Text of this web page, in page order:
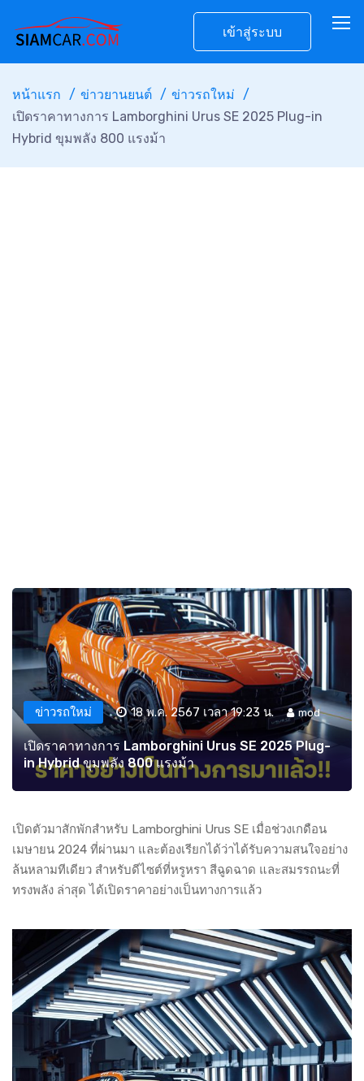
เข้าสู่ระบบ
หน้าแรก ข่าวยานยนต์
ข่าวรถใหม่
เปิดราคาทางการ Lamborghini Urus SE 2025 Plug-in
Hybrid ขุมพลัง 800 แรงม้า
ข่าวรถใหม่ 18 พ.ค. 2567 เวลา 19:23 น. mod
เปิดราคาทางการ Lamborghini Urus SE 2025 Plug-
in Hybrid ขุมพลัง 800 แรงม้า
เปิดตัวมาสักพักสำหรับ Lamborghini Urus SE เมื่อช่วงเกดือน
เมษายน 2024 ที่ผ่านมา และต้องเรียกได้ว่าได้รับความสนใจอย่าง
ล้นหลามทีเดียว สำหรับดีไซต์ที่หรูหรา สีฉูดฉาด และสมรรถนะที่
ทรงพลัง ล่าสุด ได้เปิดราคาอย่างเป็นทางการแล้ว